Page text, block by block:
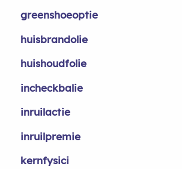
greenshoeoptie
huisbrandolie
huishoudfolie
incheckbalie
inruilactie
inruilpremie
kernfysici